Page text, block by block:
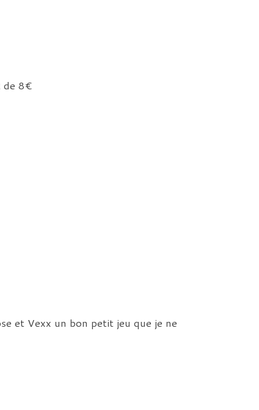
de 8€
et Vexx un bon petit jeu que je ne